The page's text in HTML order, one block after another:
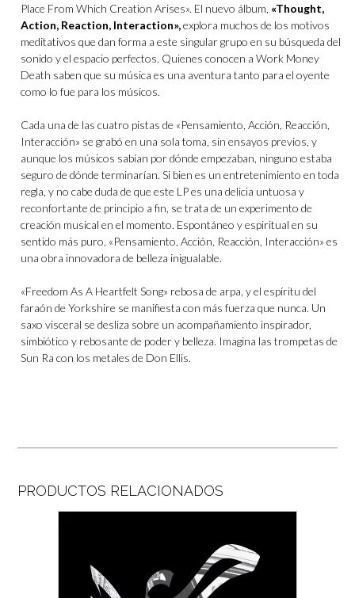
Place From Which Creation Arises». El nuevo álbum, «Thought,
Action, Reaction, Interaction»,explora muchos de los motivos
meditativos que dan forma a este singular grupo en su búsqueda del
sonido y el espacio perfectos. Quienes conocen a Work Money
Death saben que su música es una aventura tanto para el oyente
como lo fue para los músicos.
Cada una de las cuatro pistas de «Pensamiento, Acción, Reacción,
Interacción» se grabó en una sola toma, sin ensayos previos, y
aunque los músicos sabían por dónde empezaban, ninguno estaba
seguro de dónde terminarían. Si bien es un entretenimiento en toda
regla, y no cabe duda de que este LP es una delicia untuosa y
reconfortante de principio a fin, se trata de un experimento de
creación musical en el momento. Espontáneo y espiritual en su
sentido más puro, «Pensamiento, Acción, Reacción, Interacción» es
una obra innovadora de belleza inigualable.
«Freedom As A Heartfelt Song» rebosa de arpa, y el espíritu del
faraón de Yorkshire se manifiesta con más fuerza que nunca. Un
saxo visceral se desliza sobre un acompañamiento inspirador,
simbiótico y rebosante de poder y belleza. Imagina las trompetas de
Sun Ra con los metales de Don Ellis.
PRODUCTOS RELACIONADOS